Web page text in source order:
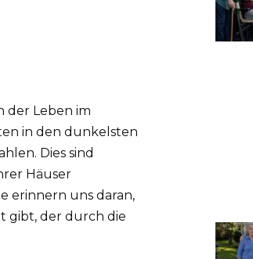
der Leben im
in den dunkelsten
Dies sind
Häuser
erinnern uns daran,
gibt, der durch die